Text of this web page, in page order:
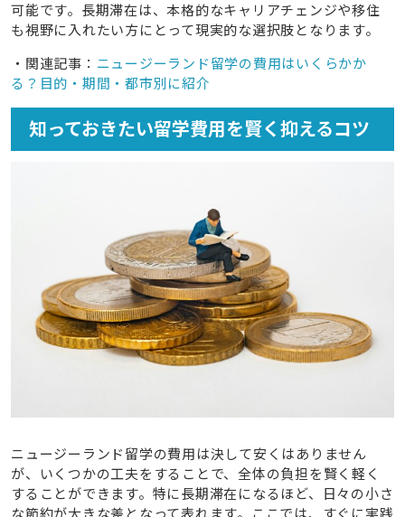
可能です。長期滞在は、本格的なキャリアチェンジや移住
も視野に入れたい方にとって現実的な選択肢となります。
・関連記事： ニュージーランド留学の費用はいくらかか
る？目的・期間・都市別に紹介
知っておきたい留学費用を賢く抑えるコツ
ニュージーランド留学の費用は決して安くはありません
が、いくつかの工夫をすることで、全体の負担を賢く軽く
することができます。特に長期滞在になるほど、日々の小さ